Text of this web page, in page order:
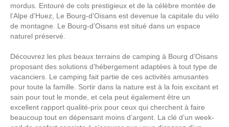
mordus. Entouré de cols prestigieux et de la célèbre montée de
l’Alpe d’Huez, Le Bourg-d’Oisans est devenue la capitale du vélo
de montagne. Le Bourg-d’Oisans est situé dans un espace
naturel préservé.
Découvrez les plus beaux terrains de camping à Bourg d’Oisans
proposant des solutions d’hébergement adaptées à tout type de
vacanciers. Le camping fait partie de ces activités amusantes
pour toute la famille. Sortir dans la nature est à la fois excitant et
sain pour tout le monde, et cela peut également être un
excellent rapport qualité-prix pour ceux qui cherchent à faire
beaucoup tout en dépensant moins d’argent. La clé d’un week-